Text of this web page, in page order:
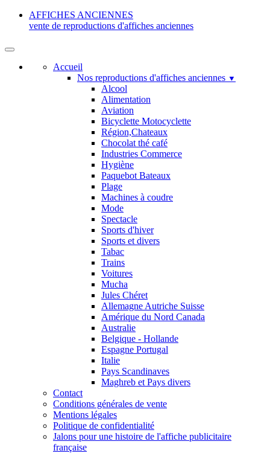
AFFICHES ANCIENNES
vente de reproductions d'affiches anciennes
Accueil
Nos reproductions d'affiches anciennes ▼
Alcool
Alimentation
Aviation
Bicyclette Motocyclette
Région,Chateaux
Chocolat thé café
Industries Commerce
Hygiène
Paquebot Bateaux
Plage
Machines à coudre
Mode
Spectacle
Sports d'hiver
Sports et divers
Tabac
Trains
Voitures
Mucha
Jules Chéret
Allemagne Autriche Suisse
Amérique du Nord Canada
Australie
Belgique - Hollande
Espagne Portugal
Italie
Pays Scandinaves
Maghreb et Pays divers
Contact
Conditions générales de vente
Mentions légales
Politique de confidentialité
Jalons pour une histoire de l'affiche publicitaire
française